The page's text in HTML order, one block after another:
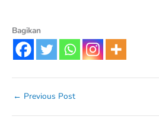
Bagikan
← Previous Post